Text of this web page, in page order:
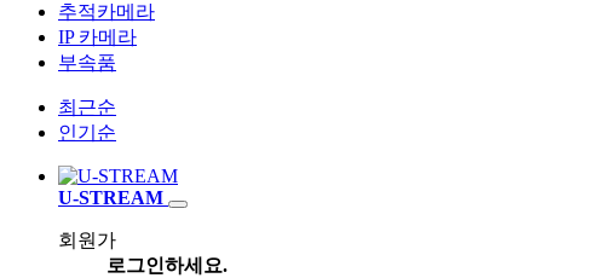
추적카메라
IP 카메라
부속품
최근순
인기순
U-STREAM
회원가
로그인하세요.